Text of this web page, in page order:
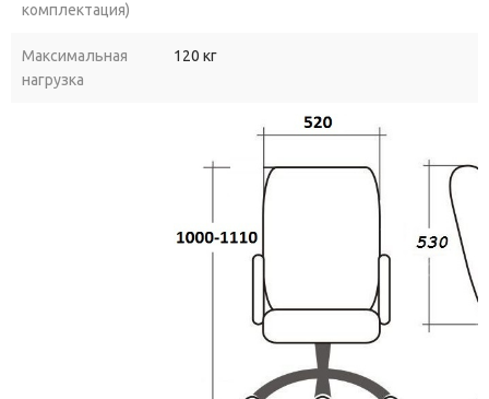
комплектация)
Максимальная
нагрузка
120 кг